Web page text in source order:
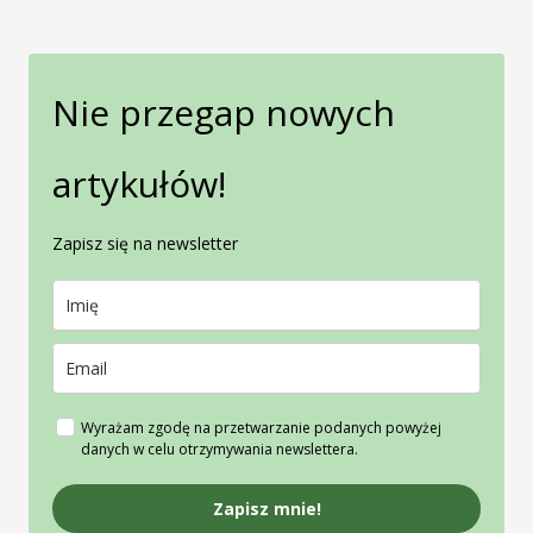
Nie przegap nowych
artykułów!
Zapisz się na newsletter
Wyrażam zgodę na przetwarzanie podanych powyżej
danych w celu otrzymywania newslettera.
Zapisz mnie!